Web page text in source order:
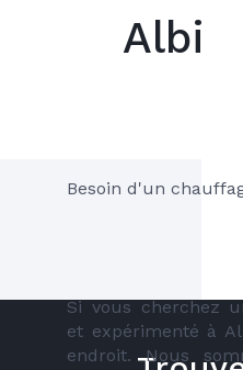
Albi
Besoin d'un
Si vous cherchez
et expérimenté à
endroit. Nous